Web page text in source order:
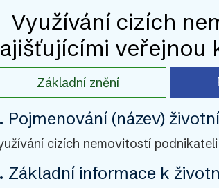
Využívání cizích
veřejnou
Základní znění
Pojmenování (název)
cizích nemovitostí
Základní informace k